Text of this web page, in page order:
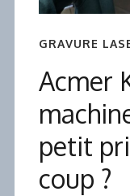
GRAVURE
Acmer
petit
coup ?